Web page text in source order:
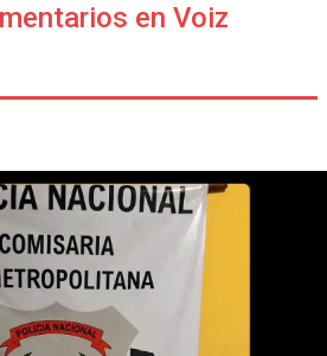
en Voiz